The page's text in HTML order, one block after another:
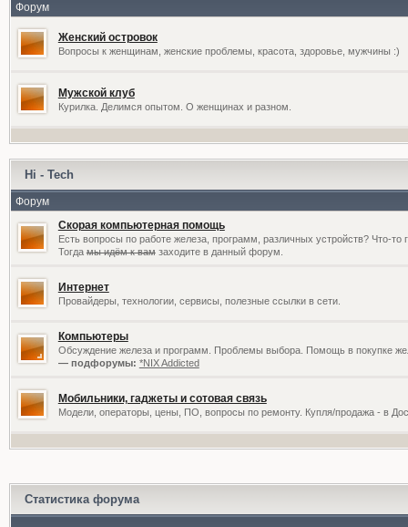
Форум
Женский островок
Вопросы к женщинам, женские проблемы, красота, здоровье, мужчины :)
Мужской клуб
Курилка. Делимся опытом. О женщинах и разном.
Hi - Tech
Форум
Скорая компьютерная помощь
Есть вопросы по работе железа, программ, различных устройств? Что-то
Тогдамы идём к вамзаходите в данный форум.
Интернет
Провайдеры, технологии, сервисы, полезные ссылки в сети.
Компьютеры
Обсуждение железа и программ. Проблемы выбора. Помощь в покупке
— подфорумы: *NIX Addicted
Мобильники, гаджеты и сотовая связь
Модели, операторы, цены, ПО, вопросы по ремонту. Купля/продажа - в
Статистика форума